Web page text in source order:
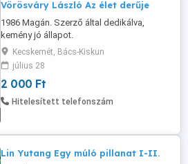
Vörösváry László Az élet derűje
1986 Magán. Szerző által dedikálva,
kemény jó állapot.
Kecskemét, Bács-Kiskun
július 28
2 000 Ft
Hitelesített telefonszám
Lin Yutang Egy múló pillanat I-II.